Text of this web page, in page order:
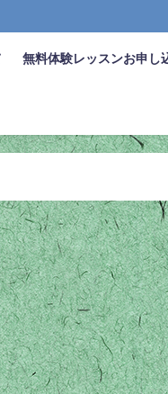
無料体験レッスンお申し